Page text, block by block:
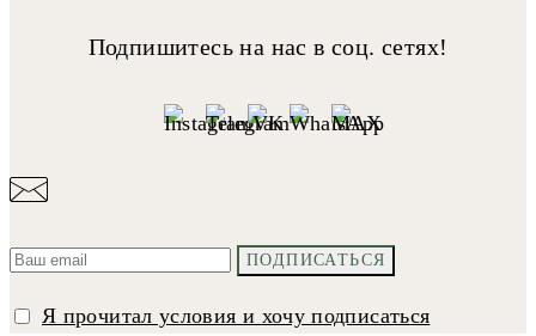
Подпишитесь на нас в соц. сетях!
Я прочитал условия и хочу подписаться